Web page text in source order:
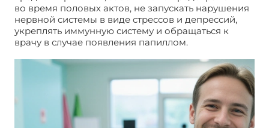
во время половых актов, не запускать нарушения
нервной системы в виде стрессов и депрессий,
укреплять иммунную систему и обращаться к
врачу в случае появления папиллом.